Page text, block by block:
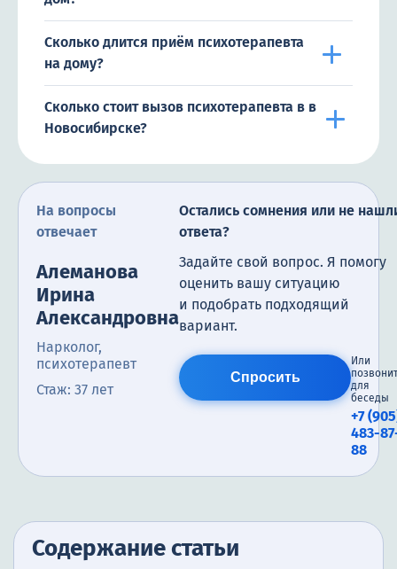
Сколько длится приём психотерапевта
на дому?
Сколько стоит вызов психотерапевта в в
Новосибирске?
На вопросы
отвечает
Алеманова
Ирина
Александровна
Нарколог,
психотерапевт
Стаж: 37 лет
Остались сомнения или не
ответа?
Задайте свой вопрос. Я помогу
оценить вашу ситуацию
и подобрать подходящий
вариант.
Спросить
Или
для
беседы
+7
483-
88
Содержание статьи